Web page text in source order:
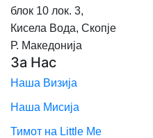
блок 10 лок. 3,
Кисела Вода, Скопје
Р. Македонија
За Нас
Наша Визија
Наша Мисија
Тимот на Little Me